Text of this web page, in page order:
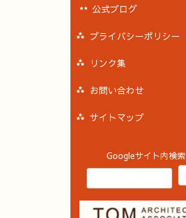
公式ブログ
プライバシーポリシー
リンク集
お問い合わせ
サイトマップ
Googleサイト内検索